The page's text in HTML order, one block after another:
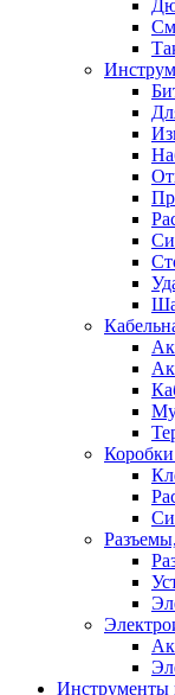
Инструменты